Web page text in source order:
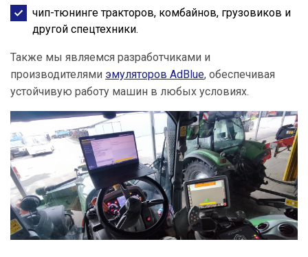
чип-тюнинге тракторов, комбайнов, грузовиков и
другой спецтехники.
Также мы являемся разработчиками и
производителями эмуляторов AdBlue, обеспечивая
устойчивую работу машин в любых условиях.